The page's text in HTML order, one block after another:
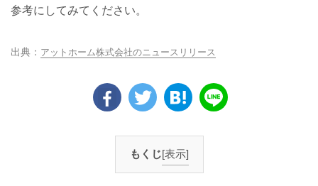
参考にしてみてください。
アットホーム株式会社のニュースリリース
もくじ[表示]